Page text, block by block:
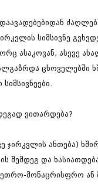
სიმსივნე
ასაკოვან, ასევე
ცხოველებში
ვითარდება?
ჯირკვლის ანთება)
შემდეგ და
მონაცრისფრო ან